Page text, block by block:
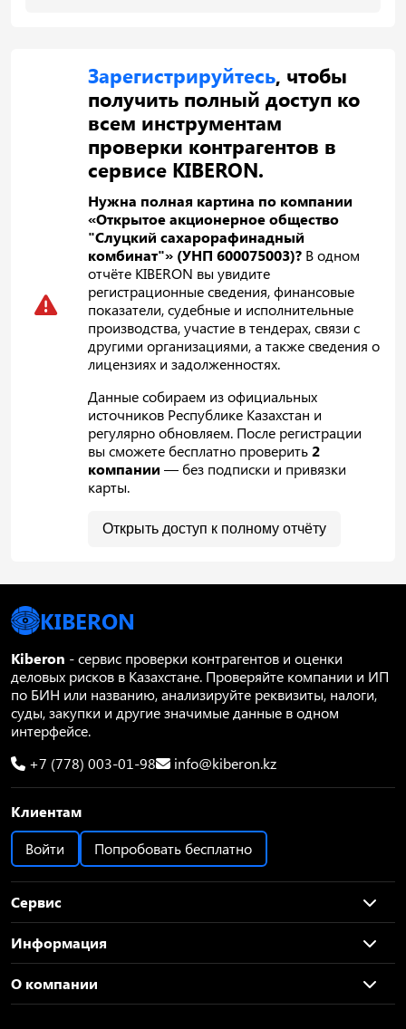
Зарегистрируйтесь, чтобы
получить полный доступ ко
всем инструментам
проверки контрагентов в
сервисе KIBERON.
Нужна полная картина по компании
«Открытое акционерное общество
"Слуцкий сахарорафинадный
комбинат"» (УНП 600075003)? В одном
отчёте KIBERON вы увидите
регистрационные сведения, финансовые
показатели, судебные и исполнительные
производства, участие в тендерах, связи с
другими организациями, а также сведения о
лицензиях и задолженностях.
Данные собираем из официальных
источников Республике Казахстан и
регулярно обновляем. После регистрации
вы сможете бесплатно проверить2
компании — без подписки и привязки
карты.
Открыть доступ к полному отчёту
KIBERON
Kiberon - сервис проверки контрагентов и оценки
деловых рисков в Казахстане. Проверяйте компании и ИП
по БИН или названию, анализируйте реквизиты, налоги,
суды, закупки и другие значимые данные в одном
интерфейсе.
+7 (778) 003-01-98
info@kiberon.kz
Клиентам
Войти
Попробовать бесплатно
Сервис
Информация
О компании